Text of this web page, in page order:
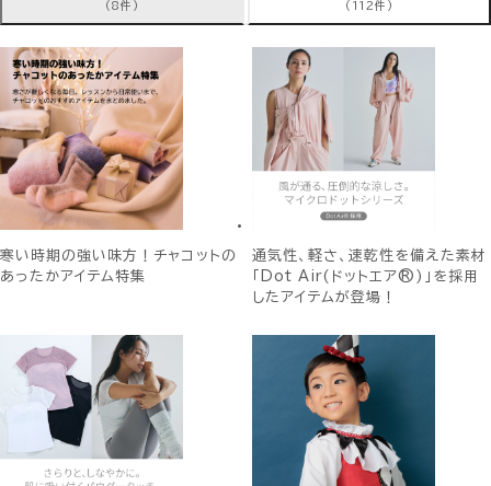
(8件) (112件)
寒い時期の強い味方！チャコットの
あったかアイテム特集
通気性、軽さ、速乾性を備えた素材
「Dot Air(ドットエア®)」を採用
したアイテムが登場！